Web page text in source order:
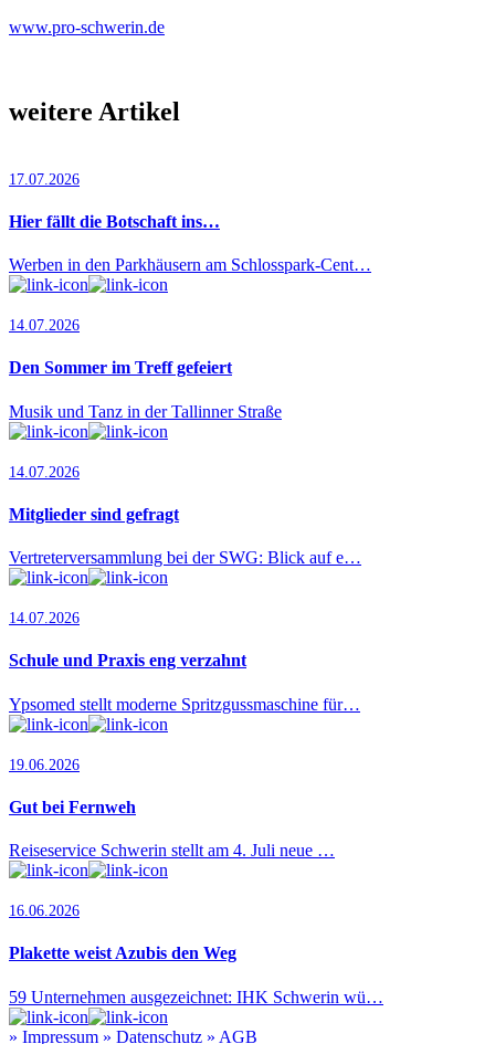
www.pro-schwerin.de
weitere Artikel
17.07.2026
Hier fällt die Botschaft ins…
Werben in den Parkhäusern am Schlosspark-Cent…
14.07.2026
Den Sommer im Treff gefeiert
Musik und Tanz in der Tallinner Straße
14.07.2026
Mitglieder sind gefragt
Vertreterversammlung bei der SWG: Blick auf e…
14.07.2026
Schule und Praxis eng verzahnt
Ypsomed stellt moderne Spritzgussmaschine für…
19.06.2026
Gut bei Fernweh
Reiseservice Schwerin stellt am 4. Juli neue …
16.06.2026
Plakette weist Azubis den Weg
59 Unternehmen ausgezeichnet: IHK Schwerin wü…
» Impressum » Datenschutz » AGB